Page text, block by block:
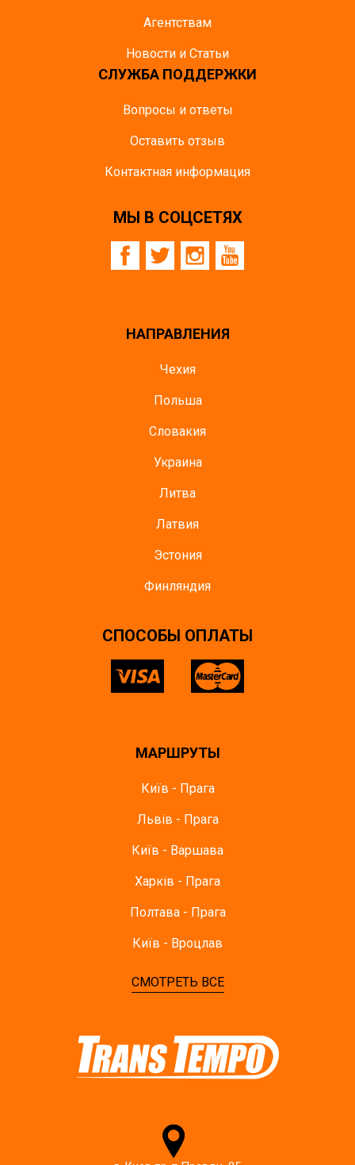
Агентствам
Новости и Статьи
СЛУЖБА ПОДДЕРЖКИ
Вопросы и ответы
Оставить отзыв
Контактная информация
МЫ В СОЦСЕТЯХ
НАПРАВЛЕНИЯ
Чехия
Польша
Словакия
Украина
Литва
Латвия
Эстония
Финляндия
CПОСОБЫ ОПЛАТЫ
МАРШРУТЫ
Київ - Прага
Львів - Прага
Київ - Варшава
Харків - Прага
Полтава - Прага
Київ - Вроцлав
СМОТРЕТЬ ВСЕ